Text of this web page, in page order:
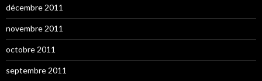
décembre 2011
novembre 2011
octobre 2011
septembre 2011